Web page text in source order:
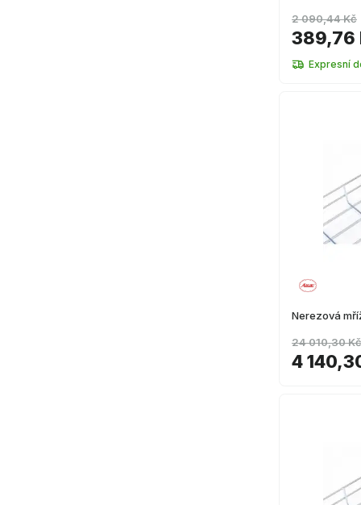
389,76
2 090,44 Kč
Expresní
Nerezová
4
24 010,30 Kč